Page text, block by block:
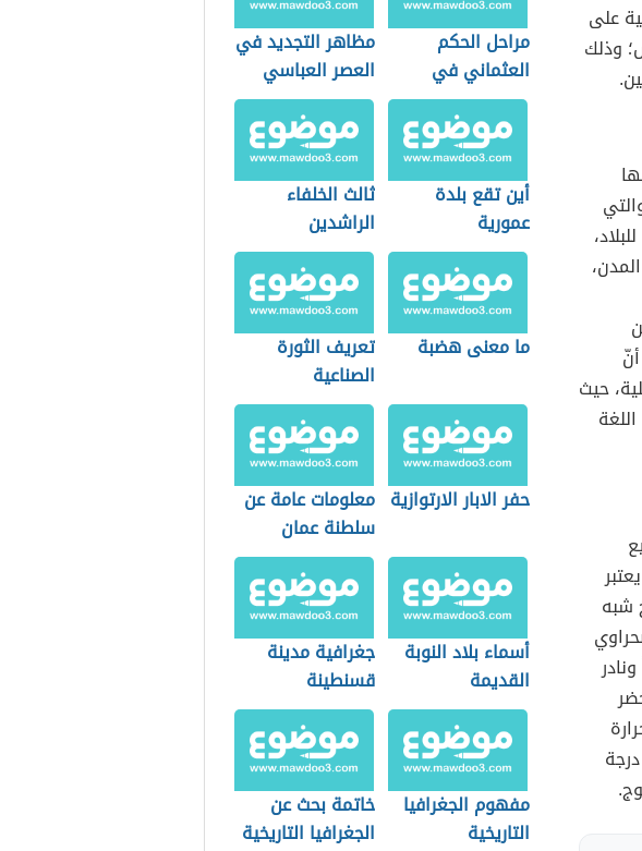
على
وذلك
حيث
شبه
مراحل الحكم
العثماني في
الجزائر
مظاهر التجديد في
العصر العباسي
أين تقع بلدة
عمورية
ثالث الخلفاء
الراشدين
ما معنى هضبة
تعريف الثورة
الصناعية
حفر الابار الارتوازية معلومات عامة عن
سلطنة عمان
أسماء بلاد النوبة
القديمة
جغرافية مدينة
قسنطينة
مفهوم الجغرافيا
التاريخية
خاتمة بحث عن
الجغرافيا التاريخية